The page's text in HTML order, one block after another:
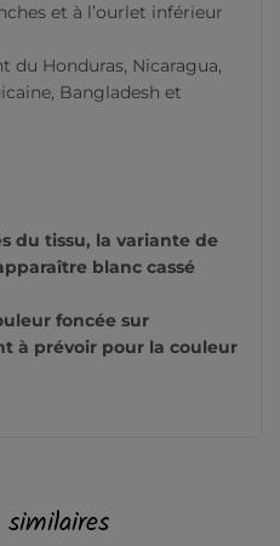
et à l’ourlet inférieur
du Honduras, Nicaragua,
Bangladesh et
du tissu, la variante de
blanc cassé
foncée sur
à prévoir pour la couleur